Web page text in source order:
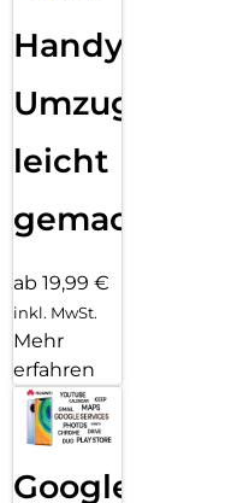
Handy
Umzug
leicht
gemacht!
ab 19,99 €
inkl. MwSt.
Mehr
erfahren
Google